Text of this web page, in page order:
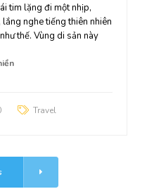
tim lặng đi một nhịp,
nghe tiếng thiên nhiên
thế. Vùng di sản này
Travel